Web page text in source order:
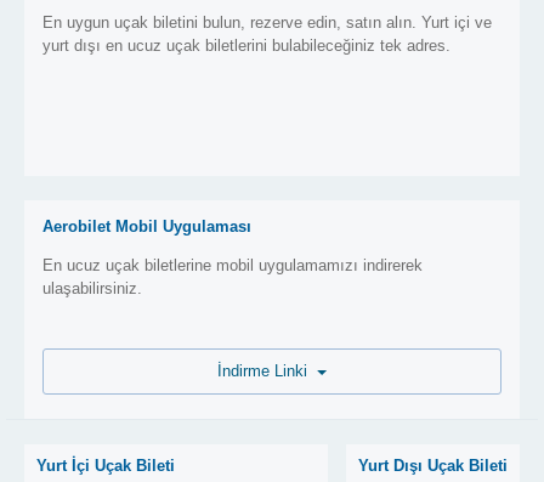
En uygun uçak biletini bulun, rezerve edin, satın alın. Yurt içi ve
yurt dışı en ucuz uçak biletlerini bulabileceğiniz tek adres.
Aerobilet Mobil Uygulaması
En ucuz uçak biletlerine mobil uygulamamızı indirerek
ulaşabilirsiniz.
Yurt İçi Uçak Bileti
Yurt Dışı Uçak Bileti